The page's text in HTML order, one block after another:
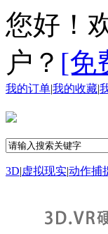
您好！
户？ [免
我的订单|我的收藏|
3D|虚拟现实|动作捕